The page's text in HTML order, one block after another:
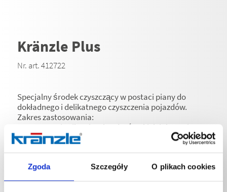
Zgoda Szczegóły O plikach cookies
Kränzle Plus
Nr. art. 412722
Specjalny środek czyszczący w postaci piany do
dokładnego i delikatnego czyszczenia pojazdów.
Zakres zastosowania:
• Do usuwania silnych zabrudzeń, takich jak ptasie
odchody, olej i tłuszcz z lakieru, metalu, szkła i tworzyw
sztucznych
wysokociśnieniowymi
Zastosowanie: